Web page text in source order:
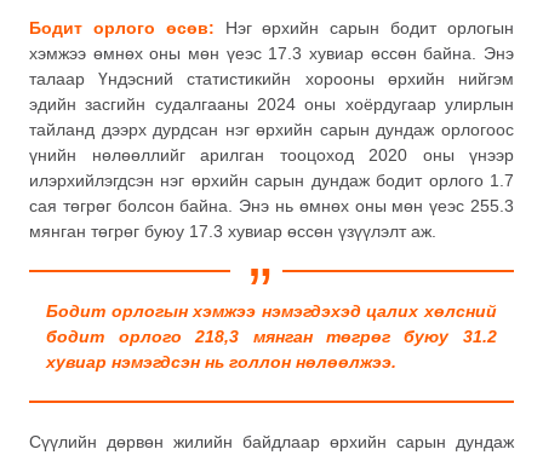
Бодит орлого өсөв: Нэг өрхийн сарын бодит орлогын
хэмжээ өмнөх оны мөн үеэс 17.3 хувиар өссөн байна. Энэ
талаар Үндэсний статистикийн хорооны өрхийн нийгэм
эдийн засгийн судалгааны 2024 оны хоёрдугаар улирлын
тайланд дээрх дурдсан нэг өрхийн сарын дундаж орлогоос
үнийн нөлөөллийг арилган тооцоход 2020 оны үнээр
илэрхийлэгдсэн нэг өрхийн сарын дундаж бодит орлого 1.7
сая төгрөг болсон байна. Энэ нь өмнөх оны мөн үеэс 255.3
мянган төгрөг буюу 17.3 хувиар өссөн үзүүлэлт аж.
Бодит орлогын хэмжээ нэмэгдэхэд цалих хөлсний
бодит орлого 218,3 мянган төгрөг буюу 31.2
хувиар нэмэгдсэн нь голлон нөлөөлжээ.
Сүүлийн дөрвөн жилийн байдлаар өрхийн сарын дундаж